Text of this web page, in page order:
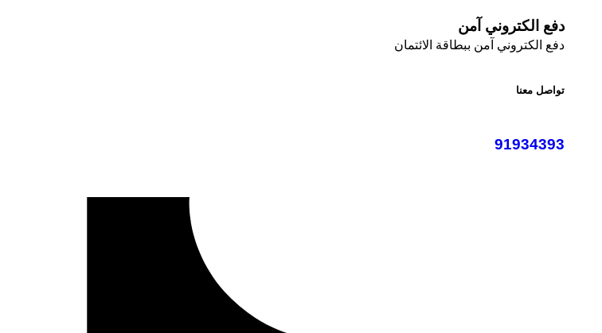
دفع الكتروني آمن
دفع الكتروني آمن ببطاقة الائتمان
تواصل معنا
91934393